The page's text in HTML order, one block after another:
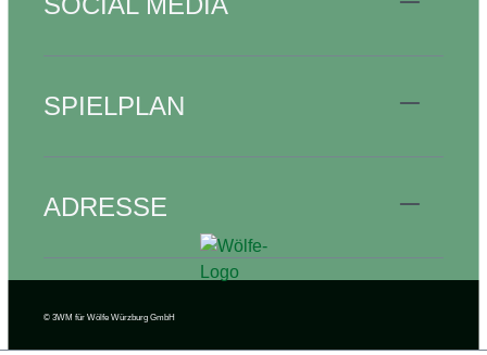
SPIELPLAN
ADRESSE
© 3WM für Wölfe Würzburg GmbH